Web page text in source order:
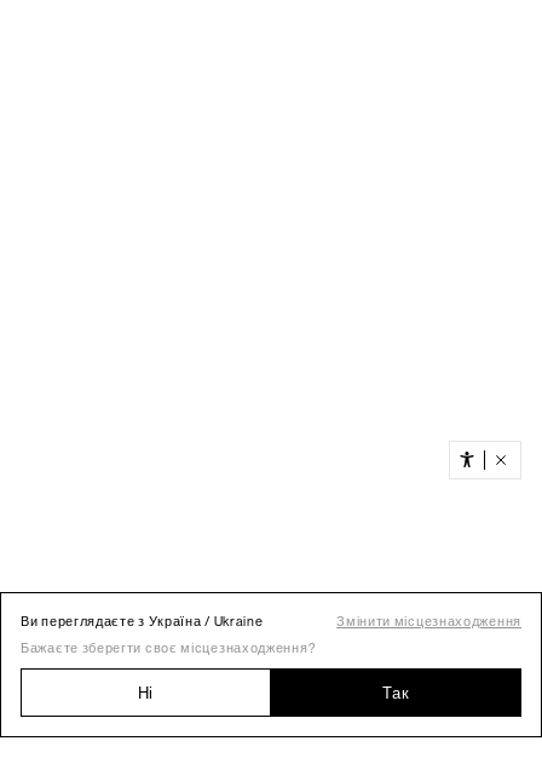
Ви переглядаєте з Україна / Ukraine
Змінити місцезнаходження
Бажаєте зберегти своє місцезнаходження?
Ні Так